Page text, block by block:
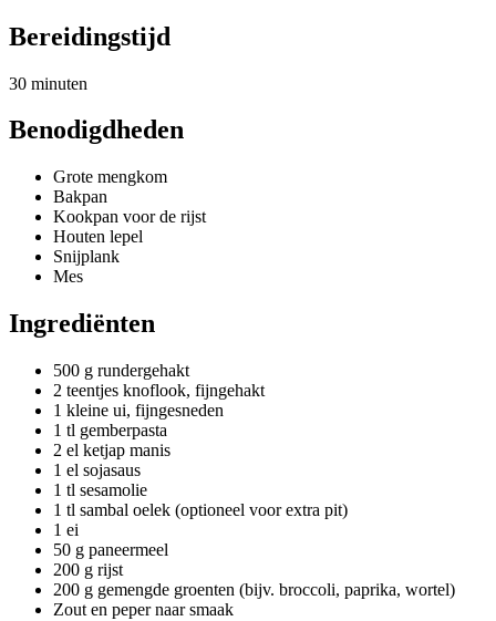
Bereidingstijd
30 minuten
Benodigdheden
Grote mengkom
Bakpan
Kookpan voor de rijst
Houten lepel
Snijplank
Mes
Ingrediënten
500 g rundergehakt
2 teentjes knoflook, fijngehakt
1 kleine ui, fijngesneden
1 tl gemberpasta
2 el ketjap manis
1 el sojasaus
1 tl sesamolie
1 tl sambal oelek (optioneel voor extra pit)
1 ei
50 g paneermeel
200 g rijst
200 g gemengde groenten (bijv. broccoli, paprika, wortel)
Zout en peper naar smaak